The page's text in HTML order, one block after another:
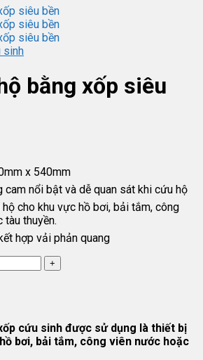
sinh
bằng xốp siêu
x 540mm
cam nổi bật và dễ quan sát khi cứu hộ
hộ cho khu vực hồ bơi, bải tắm, công
thuyền.
hợp vải phản quang
cứu sinh được sử dụng là thiết bị
bơi, bải tắm, công viên nước hoặc